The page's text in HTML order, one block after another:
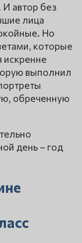
автор без
лица
Но
которые
выполнил
обреченную
день – год